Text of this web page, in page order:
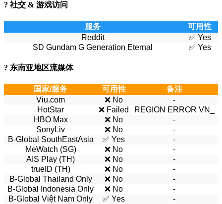
? 社交 & 游戏访问
服务
可用性
Reddit
✅ Yes
SD Gundam G Generation Eternal
✅ Yes
? 东南亚地区流媒体
国家/服务 可用性
备注
Viu.com
❌ No
-
HotStar
❌ Failed
REGION ERROR VN_
HBO Max
❌ No
-
SonyLiv
❌ No
-
B-Global SouthEastAsia
✅ Yes
-
MeWatch (SG)
❌ No
-
AIS Play (TH)
❌ No
-
trueID (TH)
❌ No
-
B-Global Thailand Only
❌ No
-
B-Global Indonesia Only
❌ No
-
B-Global Việt Nam Only
✅ Yes -